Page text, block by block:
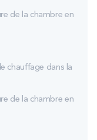
de la chambre en
chauffage dans la
de la chambre en